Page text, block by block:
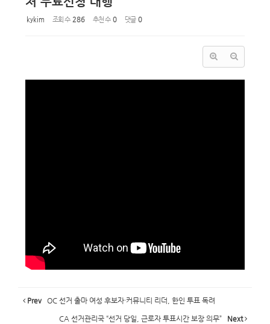
kykim 조회 수 286 추천 수 0 댓글 0
Prev OC 선거 출마 여성 후보자·커뮤니티 리더, 한인 투표 독려
CA 선거관리국 “선거 당일, 근로자 투표시간 보장 의무” Next